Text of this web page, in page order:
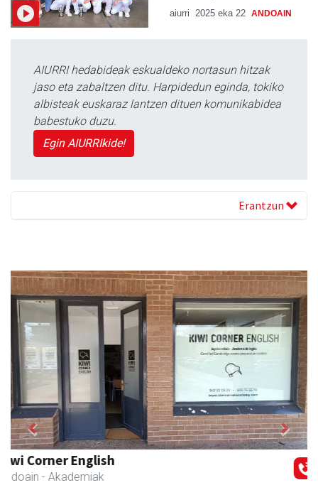
aiurri 2025 eka 22 ANDOAIN
AIURRI hedabideak eskualdeko nortasun hitzak
jaso eta zabaltzen ditu. Harpidedun eginda, tokiko
albisteak euskaraz lantzen dituen komunikabidea
babestuko duzu.
Egin AIURRIkide!
Erantzun
Xixori belar-denda
Andoain - Belar-denda
Previous Next